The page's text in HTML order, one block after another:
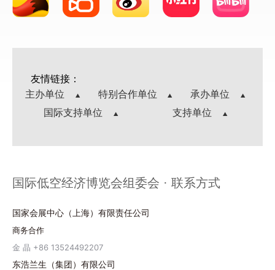
友情链接：
主办单位
特别合作单位
承办单位
国际支持单位
支持单位
国际低空经济博览会组委会 · 联系方式
国家会展中心（上海）有限责任公司
商务合作
金 晶 +86 13524492207
东浩兰生（集团）有限公司